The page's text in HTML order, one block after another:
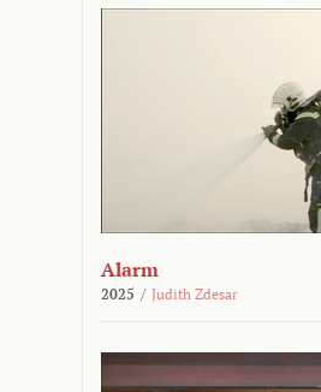
Alarm
2025 / Judith Zdesar